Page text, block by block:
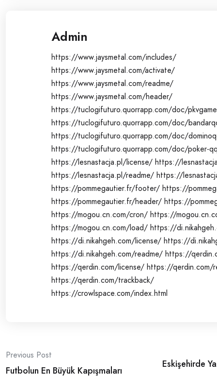
Admin
https://www.jaysmetal.com/includes/
https://www.jaysmetal.com/activate/
https://www.jaysmetal.com/readme/
https://www.jaysmetal.com/header/
https://tuclogifuturo.quorrapp.com/doc/
https://tuclogifuturo.quorrapp.com/doc/
https://tuclogifuturo.quorrapp.com/doc/
https://tuclogifuturo.quorrapp.com/doc/poker-
https://lesnastacja.pl/license/ https://
https://lesnastacja.pl/readme/ https://
https://pommegautier.fr/footer/ https://
https://pommegautier.fr/header/ https://
https://mogou.cn.com/cron/ https://
https://mogou.cn.com/load/ https://
https://di.nikahgeh.com/license/ https://
https://di.nikahgeh.com/readme/ https://
https://qerdin.com/license/ https://qerdin.com/
https://qerdin.com/trackback/
https://crowlspace.com/index.html
Post
Previous Post
Futbolun En Büyük Kapışmaları
Eskişehirde